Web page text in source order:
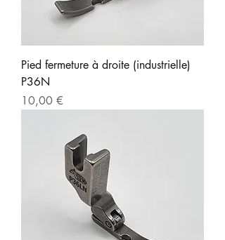
Pied fermeture à droite (industrielle)
P36N
Prix
10,00 €